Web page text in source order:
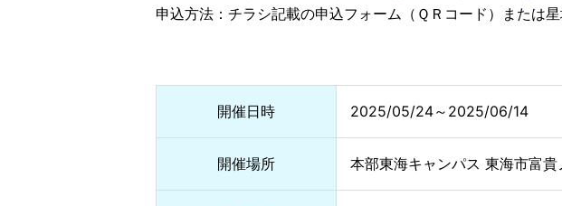
申込方法：チラシ記載の申込フォーム（ＱＲコード）または
開催日時 2025/05/24～2025/06/14
開催場所 本部東海キャンパス 東海市富貴